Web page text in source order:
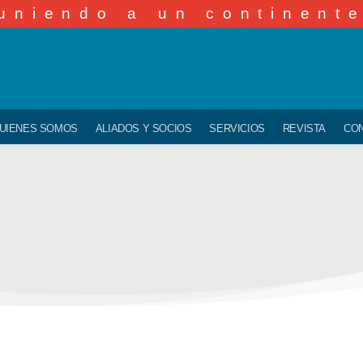
a un continente
SOMOS ALIADOS Y SOCIOS SERVICIOS REVISTA